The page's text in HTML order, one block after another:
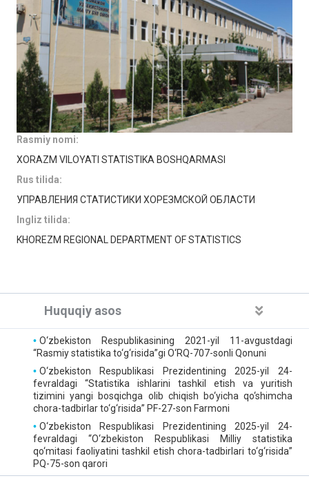
Rasmiy nomi:
XORAZM VILOYATI STATISTIKA BOSHQARMASI
Rus tilida:
УПРАВЛЕНИЯ СТАТИСТИКИ ХОРЕЗМСКОЙ ОБЛАСТИ
Ingliz tilida:
KHOREZM REGIONAL DEPARTMENT OF STATISTICS
Huquqiy asos
O‘zbekiston Respublikasining 2021-yil 11-avgustdagi
“Rasmiy statistika to‘g‘risida”gi O‘RQ-707-sonli Qonuni
O‘zbekiston Respublikasi Prezidentining 2025-yil 24-
fevraldagi “Statistika ishlarini tashkil etish va yuritish
tizimini yangi bosqichga olib chiqish bo‘yicha qo‘shimcha
chora-tadbirlar to‘g‘risida” PF-27-son Farmoni
O‘zbekiston Respublikasi Prezidentining 2025-yil 24-
fevraldagi “O‘zbekiston Respublikasi Milliy statistika
qo‘mitasi faoliyatini tashkil etish chora-tadbirlari to‘g‘risida”
PQ-75-son qarori